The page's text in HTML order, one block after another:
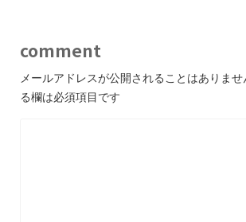
comment
メールアドレスが公開されることはありませ
る欄は必須項目です